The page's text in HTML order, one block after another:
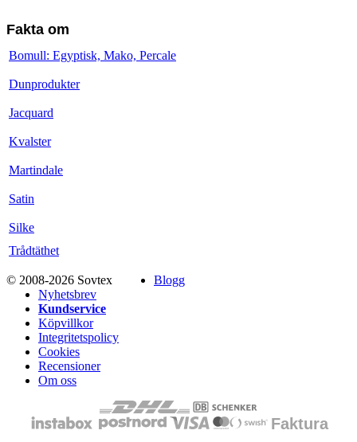
Fakta om
Bomull: Egyptisk, Mako, Percale
Dunprodukter
Jacquard
Kvalster
Martindale
Satin
Silke
Trådtäthet
© 2008-2026 Sovtex
Blogg
Nyhetsbrev
Kundservice
Köpvillkor
Integritetspolicy
Cookies
Recensioner
Om oss